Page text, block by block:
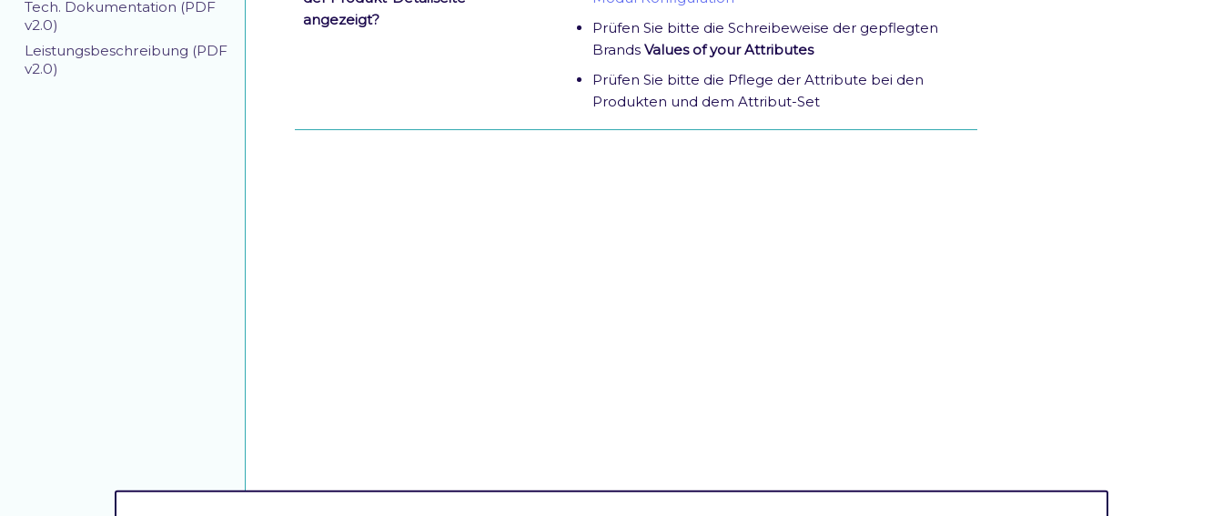
Tech. Dokumentation (PDF
v2.0)
Leistungsbeschreibung (PDF
v2.0)
angezeigt?
Prüfen Sie bitte die Schreibeweise der gepflegten
Brands Values of your Attributes
Prüfen Sie bitte die Pflege der Attribute bei den
Produkten und dem Attribut-Set